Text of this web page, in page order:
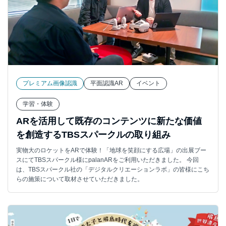
プレミアム画像認識 平面認識AR イベント
学習・体験
ARを活用して既存のコンテンツに新たな価値
を創造するTBSスパークルの取り組み
実物大のロケットをARで体験！「地球を笑顔にする広場」の出展ブー
スにてTBSスパークル様にpalanARをご利用いただきました。 今回
は、TBSスパークル社の「デジタルクリエーションラボ」の皆様にこち
らの施策について取材させていただきました。